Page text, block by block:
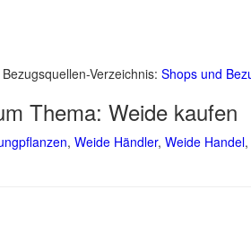
Verzeichnis: Shops und
Thema: Weide kaufen
, Weide Händler, Weide Handel,